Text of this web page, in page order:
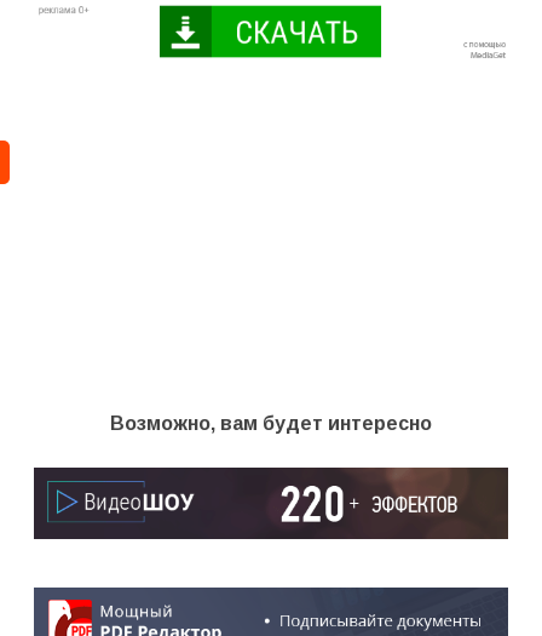
Возможно, вам будет интересно